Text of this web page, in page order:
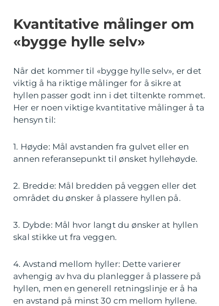
Kvantitative målinger om
«bygge hylle selv»
Når det kommer til «bygge hylle selv», er det
viktig å ha riktige målinger for å sikre at
hyllen passer godt inn i det tiltenkte rommet.
Her er noen viktige kvantitative målinger å ta
hensyn til:
1. Høyde: Mål avstanden fra gulvet eller en
annen referansepunkt til ønsket hyllehøyde.
2. Bredde: Mål bredden på veggen eller det
området du ønsker å plassere hyllen på.
3. Dybde: Mål hvor langt du ønsker at hyllen
skal stikke ut fra veggen.
4. Avstand mellom hyller: Dette varierer
avhengig av hva du planlegger å plassere på
hyllen, men en generell retningslinje er å ha
en avstand på minst 30 cm mellom hyllene.